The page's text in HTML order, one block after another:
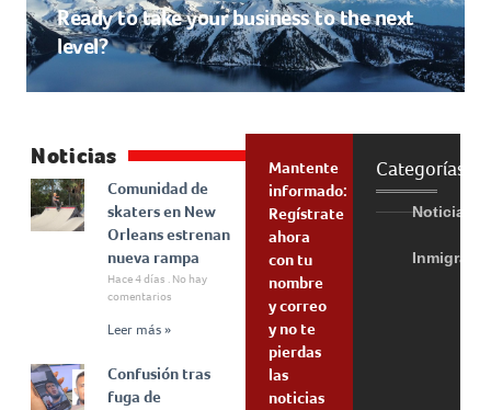
Ready to take your business to the next
level?
Noticias
Comunidad de
skaters en New
Orleans estrenan
nueva rampa
Hace 4 días
No hay
comentarios
Leer más »
Confusión tras
fuga de
Mantente
informado:
Regístrate
ahora
con tu
nombre
y correo
y no te
pierdas
las
noticias
Categorías
Noticias